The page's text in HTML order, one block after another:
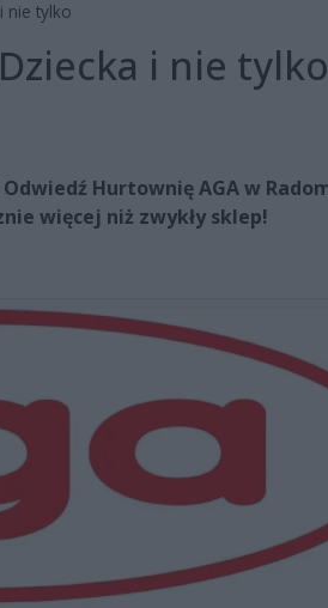
nie tylko
i nie tylko
Hurtownię AGA w
więcej niż zwykły sklep!